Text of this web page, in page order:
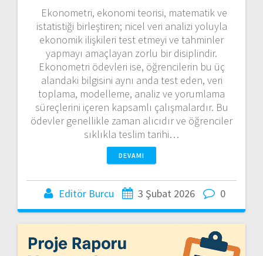
Ekonometri, ekonomi teorisi, matematik ve
istatistiği birleştiren; nicel veri analizi yoluyla
ekonomik ilişkileri test etmeyi ve tahminler
yapmayı amaçlayan zorlu bir disiplindir.
Ekonometri ödevleri ise, öğrencilerin bu üç
alandaki bilgisini aynı anda test eden, veri
toplama, modelleme, analiz ve yorumlama
süreçlerini içeren kapsamlı çalışmalardır. Bu
ödevler genellikle zaman alıcıdır ve öğrenciler
sıklıkla teslim tarihi…
DEVAMI
Editör Burcu 3 Şubat 2026 0